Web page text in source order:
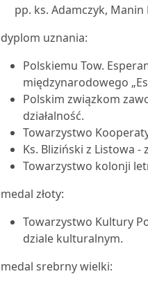
pp. ks. Adamczyk,
dyplom uznania:
Polskiemu Tow.
międzynarodowego
Polskim związkom
działalność.
Towarzystwo
Ks. Bliziński z Listowa
Towarzystwo kolonji
medal złoty:
Towarzystwo Kultury
dziale kulturalnym.
medal srebrny wielki: